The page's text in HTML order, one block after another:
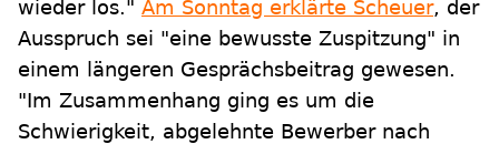
wieder los." Am Sonntag erklärte Scheuer, der
Ausspruch sei "eine bewusste Zuspitzung" in
einem längeren Gesprächsbeitrag gewesen.
"Im Zusammenhang ging es um die
Schwierigkeit, abgelehnte Bewerber nach